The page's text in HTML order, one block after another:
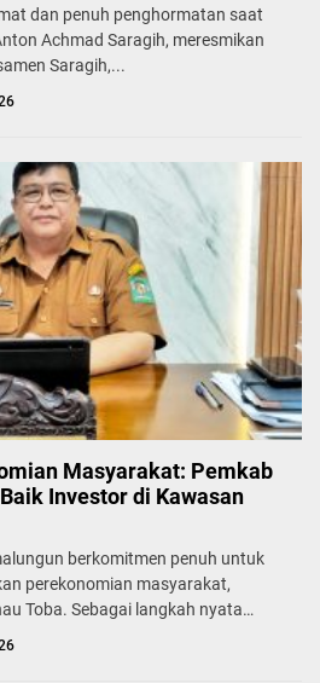
dan penuh penghormatan saat
Achmad Saragih, meresmikan
Saragih,...
Masyarakat: Pemkab
Investor di Kawasan
berkomitmen penuh untuk
perekonomian masyarakat,
Toba. Sebagai langkah nyata